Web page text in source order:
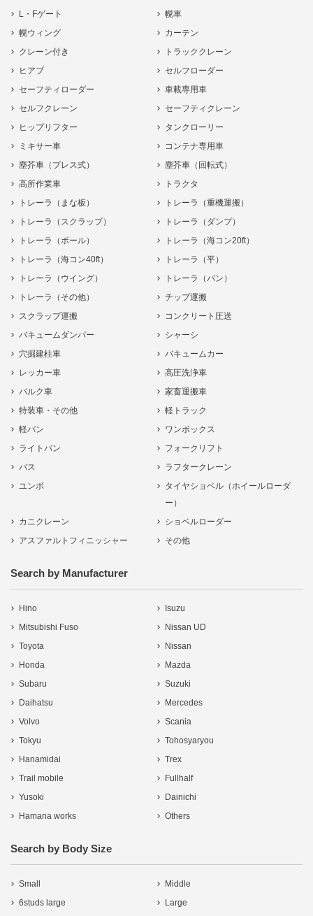
L・Fゲート
幌車
幌ウィング
カーテン
クレーン付き
トラッククレーン
ヒアブ
セルフローダー
セーフティローダー
車載専用車
セルフクレーン
セーフティクレーン
ヒップリフター
タンクローリー
ミキサー車
コンテナ専用車
塵芥車（プレス式）
塵芥車（回転式）
高所作業車
トラクタ
トレーラ（まな板）
トレーラ（重機運搬）
トレーラ（スクラップ）
トレーラ（ダンプ）
トレーラ（ポール）
トレーラ（海コン20ft）
トレーラ（海コン40ft）
トレーラ（平）
トレーラ（ウイング）
トレーラ（バン）
トレーラ（その他）
チップ運搬
スクラップ運搬
コンクリート圧送
バキュームダンパー
シャーシ
穴掘建柱車
バキュームカー
レッカー車
高圧洗浄車
バルク車
家畜運搬車
特装車・その他
軽トラック
軽バン
ワンボックス
ライトバン
フォークリフト
バス
ラフタークレーン
ユンボ
タイヤショベル（ホイールローダ
ー）
カニクレーン
ショベルローダー
アスファルトフィニッシャー
その他
Search by Manufacturer
Hino
Isuzu
Mitsubishi Fuso
Nissan UD
Toyota
Nissan
Honda
Mazda
Subaru
Suzuki
Daihatsu
Mercedes
Volvo
Scania
Tokyu
Tohosyaryou
Hanamidai
Trex
Trail mobile
Fullhalf
Yusoki
Dainichi
Hamana works
Others
Search by Body Size
Small
Middle
6studs large
Large